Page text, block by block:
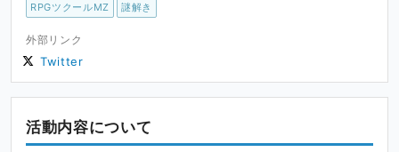
RPGツクールMZ 謎解き
外部リンク
Twitter
活動内容について